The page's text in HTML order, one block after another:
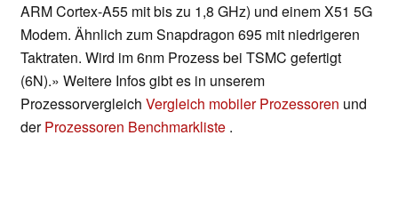
ARM Cortex-A55 mit bis zu 1,8 GHz) und einem X51 5G
Modem. Ähnlich zum Snapdragon 695 mit niedrigeren
Taktraten. Wird im 6nm Prozess bei TSMC gefertigt
(6N).» Weitere Infos gibt es in unserem
Prozessorvergleich Vergleich mobiler Prozessoren und
derProzessoren Benchmarkliste .